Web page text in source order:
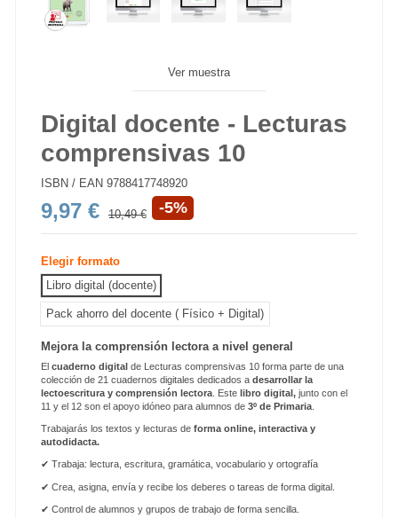
Ver muestra
Digital docente - Lecturas
comprensivas 10
ISBN / EAN 9788417748920
9,97 € 10,49 € -5%
Elegir formato
Libro digital (docente)
Pack ahorro del docente ( Físico + Digital)
Mejora la comprensión lectora a nivel general
Elcuaderno digital de Lecturas comprensivas 10 forma parte de una
colección de 21 cuadernos digitales dedicados adesarrollar la
lectoescritura y comprensión lectora . Estelibro digital, junto con el
11 y el 12 son el apoyo idóneo para alumnos de3º de Primaria
Trabajarás los textos y lecturas de forma online, interactiva y
autodidacta.
✔ Trabaja: lectura, escritura, gramática, vocabulario y ortografía
✔ Crea, asigna, envía y recibe los deberes o tareas de forma digital.
✔ Control de alumnos y grupos de trabajo de forma sencilla.